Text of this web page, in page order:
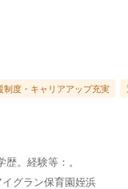
制度・キャリアアップ充実
。経験等：。
グラン保育園姪浜